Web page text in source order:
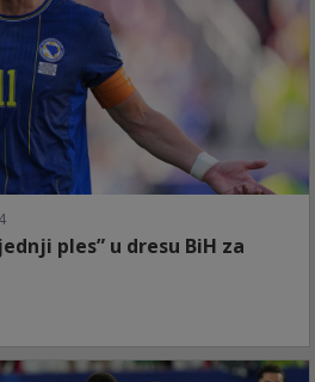
ples” u dresu BiH za